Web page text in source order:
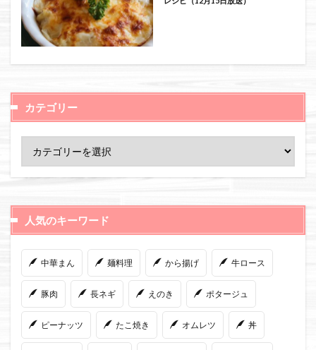
カテゴリー
人気のキーワード
中華まん 麺料理 から揚げ 牛ロース
豚肉 長ネギ えのき ポタージュ
ピーナッツ たこ焼き オムレツ 丼